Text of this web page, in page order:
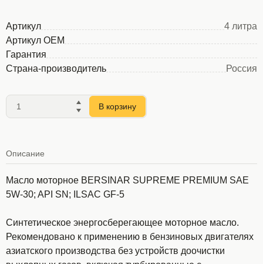
Артикул
4 литра
Артикул OEM
Гарантия
Страна-производитель
Россия
В корзину
Описание
Масло моторное BERSINAR SUPREME PREMIUM SAE
5W-30; API SN; ILSAC GF-5
Синтетическое энергосберегающее моторное масло.
Рекомендовано к применению в бензиновых двигателях
азиатского производства без устройств доочистки